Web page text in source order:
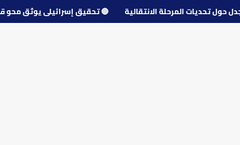
الجدل حول تحديات المرحلة الانتقالية 🔵تحقيق إسرائيلي